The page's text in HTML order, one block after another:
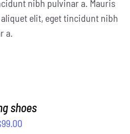
nibh pulvinar a. Mauris
elit, eget tincidunt nibh
a.
shoes
99.00